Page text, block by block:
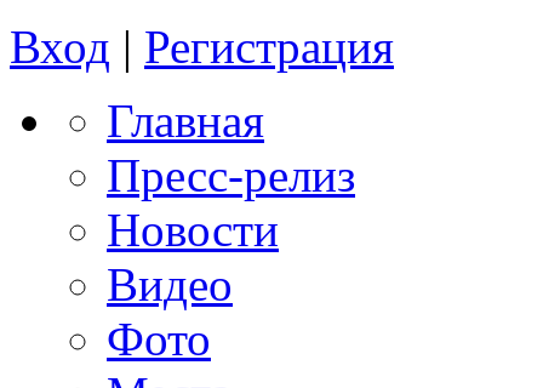
Вход | Регистрация
Главная
Пресс-релиз
Новости
Видео
Фото